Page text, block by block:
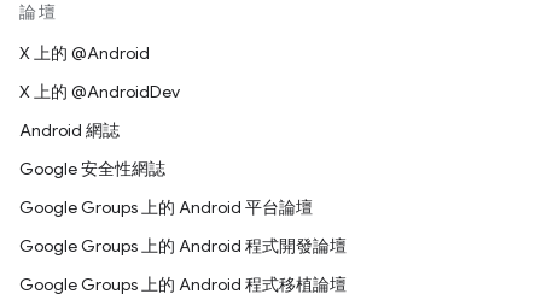
論壇
X 上的 @Android
X 上的 @AndroidDev
Android 網誌
Google 安全性網誌
Google Groups 上的 Android 平台論壇
Google Groups 上的 Android 程式開發論壇
Google Groups 上的 Android 程式移植論壇